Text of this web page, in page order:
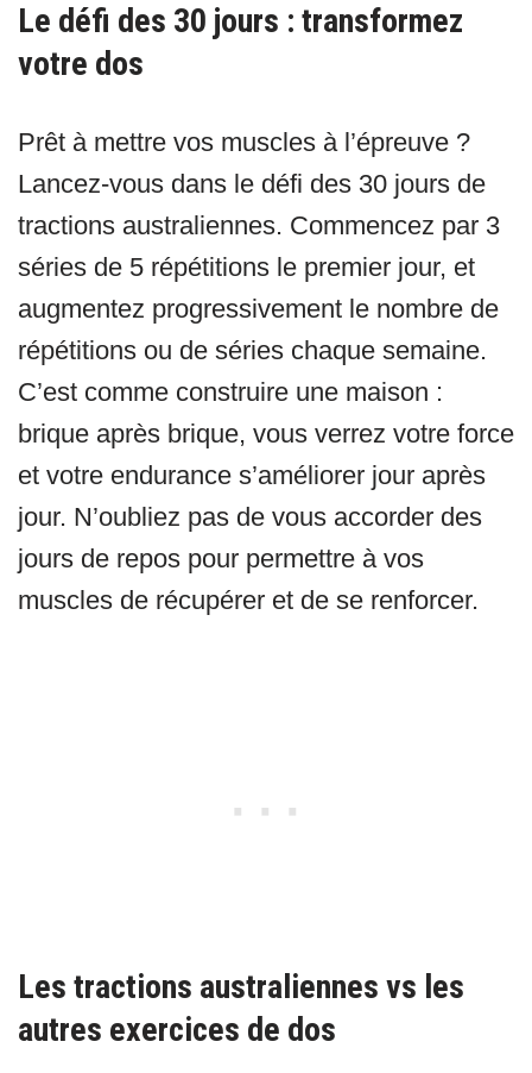
Le défi des 30 jours : transformez
votre dos
Prêt à mettre vos muscles à l’épreuve ?
Lancez-vous dans le défi des 30 jours de
tractions australiennes. Commencez par 3
séries de 5 répétitions le premier jour, et
augmentez progressivement le nombre de
répétitions ou de séries chaque semaine.
C’est comme construire une maison :
brique après brique, vous verrez votre force
et votre endurance s’améliorer jour après
jour. N’oubliez pas de vous accorder des
jours de repos pour permettre à vos
muscles de récupérer et de se renforcer.
Les tractions australiennes vs les
autres exercices de dos